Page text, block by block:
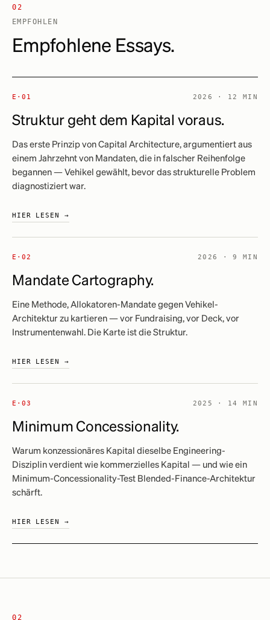
02
EMPFOHLEN
Empfohlene Essays.
E·01 2026 · 12 MIN
Struktur geht dem Kapital voraus.
Das erste Prinzip von Capital Architecture, argumentiert aus
einem Jahrzehnt von Mandaten, die in falscher Reihenfolge
begannen — Vehikel gewählt, bevor das strukturelle Problem
diagnostiziert war.
HIER LESEN →
E·02 2026 · 9 MIN
Mandate Cartography.
Eine Methode, Allokatoren-Mandate gegen Vehikel-
Architektur zu kartieren — vor Fundraising, vor Deck, vor
Instrumentenwahl. Die Karte ist die Struktur.
HIER LESEN →
E·03 2025 · 14 MIN
Minimum Concessionality.
Warum konzessionäres Kapital dieselbe Engineering-
Disziplin verdient wie kommerzielles Kapital — und wie ein
Minimum-Concessionality-Test Blended-Finance-Architektur
schärft.
HIER LESEN →
02